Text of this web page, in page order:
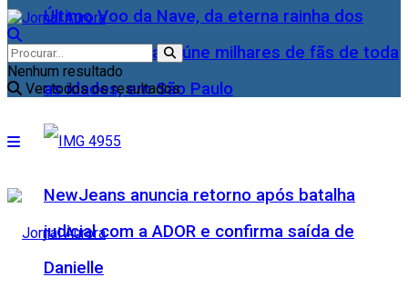
Último Voo da Nave, da eterna rainha dos
Baixinhos, Xuxa reúne milhares de fãs de toda
as idades, em São Paulo
NewJeans anuncia retorno após batalha
judicial com a ADOR e confirma saída de
Danielle
Nenhum resultado
Ver todos os resultados